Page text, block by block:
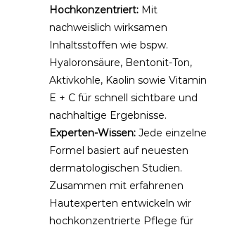
Hochkonzentriert: Mit
nachweislich wirksamen
Inhaltsstoffen wie bspw.
Hyaloronsäure, Bentonit-Ton,
Aktivkohle, Kaolin sowie Vitamin
E + C für schnell sichtbare und
nachhaltige Ergebnisse.
Experten-Wissen: Jede einzelne
Formel basiert auf neuesten
dermatologischen Studien.
Zusammen mit erfahrenen
Hautexperten entwickeln wir
hochkonzentrierte Pflege für